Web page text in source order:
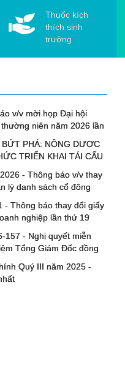
Thuốc kích
thích sinh
trưởng
v/v mời họp Đại hội
niên năm 2026 lần
PHÁ: NÔNG DƯỢC
TRIỂN KHAI TÁI CẤU
NHÂN SỰ CHỦ CHỐT
- Thông báo v/v thay
lý danh sách cổ đông
- Thông báo thay đổi giấy
nghiệp lần thứ 19
157 - Nghị quyết miễn
Tổng Giám Đốc đồng
luật Công ty HAI
Quý III năm 2025 -